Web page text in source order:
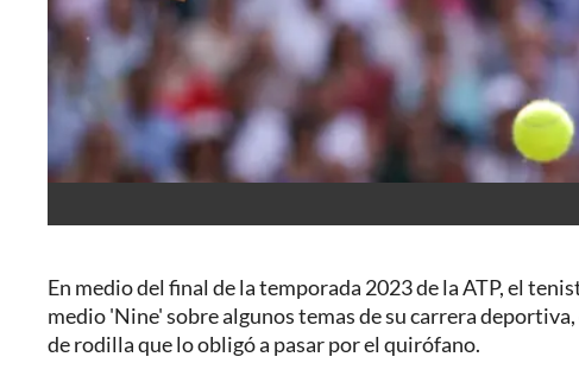
En medio del final de la temporada 2023 de la ATP, el
medio 'Nine' sobre algunos temas de su carrera
de rodilla que lo obligó a pasar por el quirófano.